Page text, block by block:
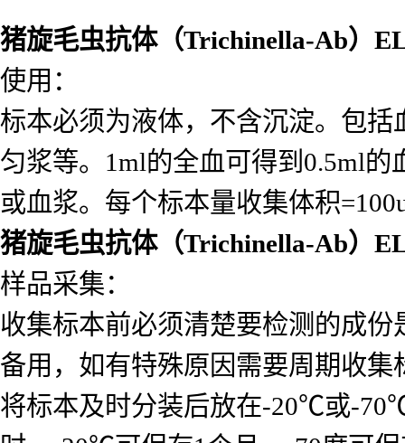
猪旋毛虫抗体（Trichinella-Ab）
使用：
标本必须为液体，不含沉淀。包
匀浆等。1ml的全血可得到0.5ml的
或血浆。每个标本量收集体积
猪旋毛虫抗体（Trichinella-Ab）
样品采集：
收集标本前必须清楚要检测的成
备用，如有特殊原因需要周期收集
将标本及时分装后放在-20℃或-